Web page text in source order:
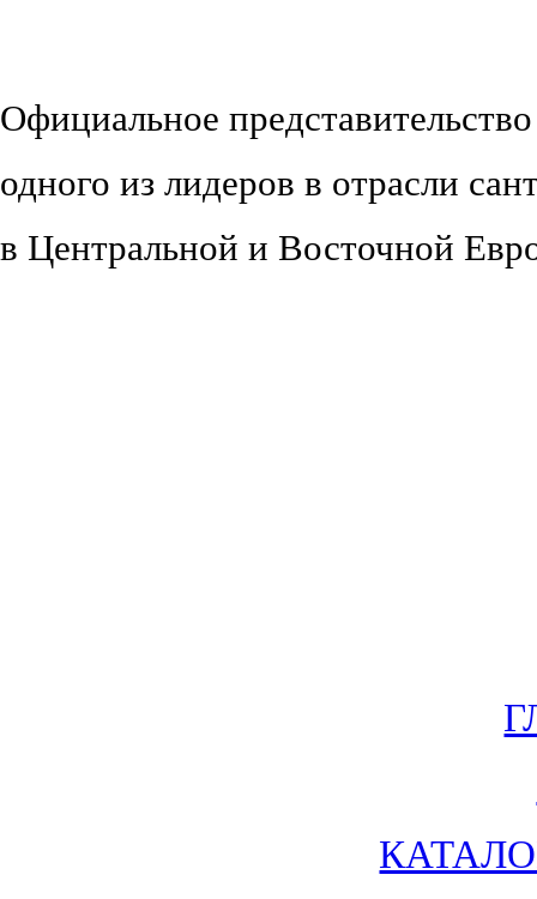
Официальное
одного из лидеров в отрасли
в Центральной и Восточной